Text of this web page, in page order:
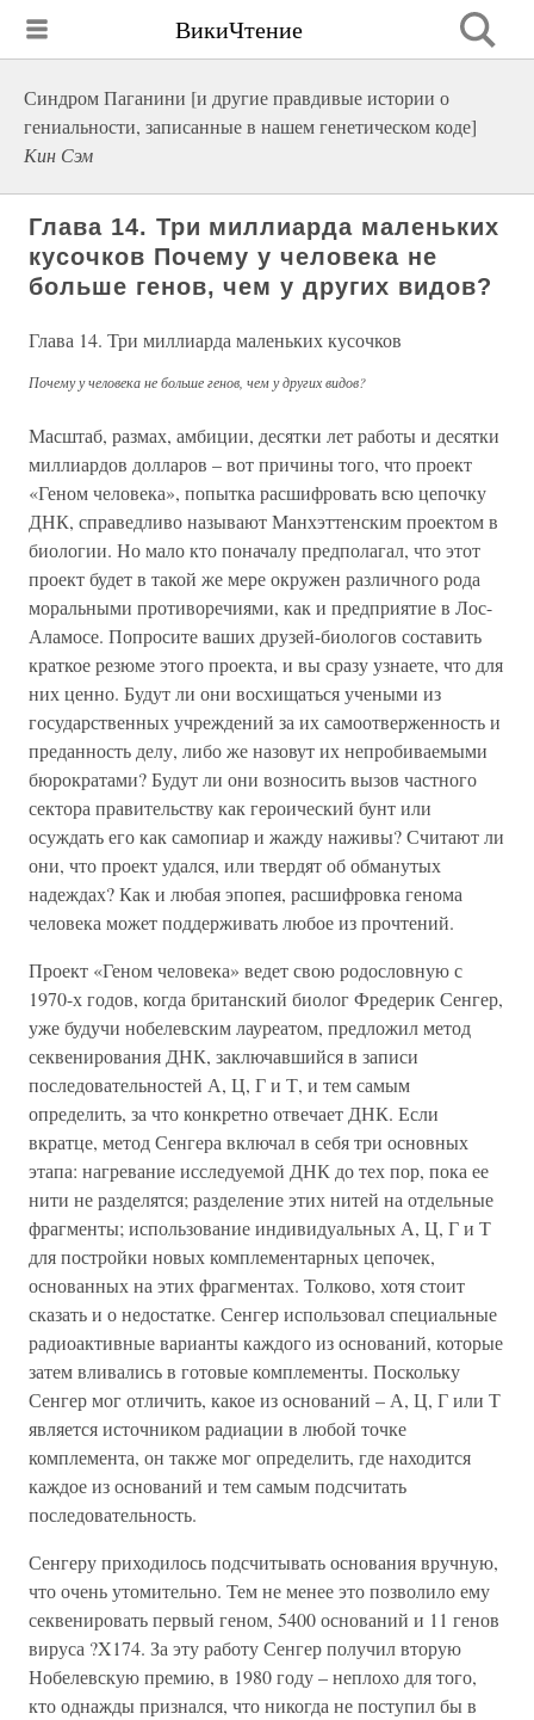
ВикиЧтение
Синдром Паганини [и другие правдивые истории о
гениальности, записанные в нашем генетическом коде]
Кин Сэм
Глава 14. Три миллиарда маленьких
кусочков Почему у человека не
больше генов, чем у других видов?
Глава 14. Три миллиарда маленьких кусочков
Почему у человека не больше генов, чем у других видов?
Масштаб, размах, амбиции, десятки лет работы и десятки
миллиардов долларов – вот причины того, что проект
«Геном человека», попытка расшифровать всю цепочку
ДНК, справедливо называют Манхэттенским проектом в
биологии. Но мало кто поначалу предполагал, что этот
проект будет в такой же мере окружен различного рода
моральными противоречиями, как и предприятие в Лос-
Аламосе. Попросите ваших друзей-биологов составить
краткое резюме этого проекта, и вы сразу узнаете, что для
них ценно. Будут ли они восхищаться учеными из
государственных учреждений за их самоотверженность и
преданность делу, либо же назовут их непробиваемыми
бюрократами? Будут ли они возносить вызов частного
сектора правительству как героический бунт или
осуждать его как самопиар и жажду наживы? Считают ли
они, что проект удался, или твердят об обманутых
надеждах? Как и любая эпопея, расшифровка генома
человека может поддерживать любое из прочтений.
Проект «Геном человека» ведет свою родословную с
1970-х годов, когда британский биолог Фредерик Сенгер,
уже будучи нобелевским лауреатом, предложил метод
секвенирования ДНК, заключавшийся в записи
последовательностей А, Ц, Г и Т, и тем самым
определить, за что конкретно отвечает ДНК. Если
вкратце, метод Сенгера включал в себя три основных
этапа: нагревание исследуемой ДНК до тех пор, пока ее
нити не разделятся; разделение этих нитей на отдельные
фрагменты; использование индивидуальных А, Ц, Г и Т
для постройки новых комплементарных цепочек,
основанных на этих фрагментах. Толково, хотя стоит
сказать и о недостатке. Сенгер использовал специальные
радиоактивные варианты каждого из оснований, которые
затем вливались в готовые комплементы. Поскольку
Сенгер мог отличить, какое из оснований – А, Ц, Г или Т
является источником радиации в любой точке
комплемента, он также мог определить, где находится
каждое из оснований и тем самым подсчитать
последовательность.
Сенгеру приходилось подсчитывать основания вручную,
что очень утомительно. Тем не менее это позволило ему
секвенировать первый геном, 5400 оснований и 11 генов
вируса ?X174. За эту работу Сенгер получил вторую
Нобелевскую премию, в 1980 году – неплохо для того,
кто однажды признался, что никогда не поступил бы в